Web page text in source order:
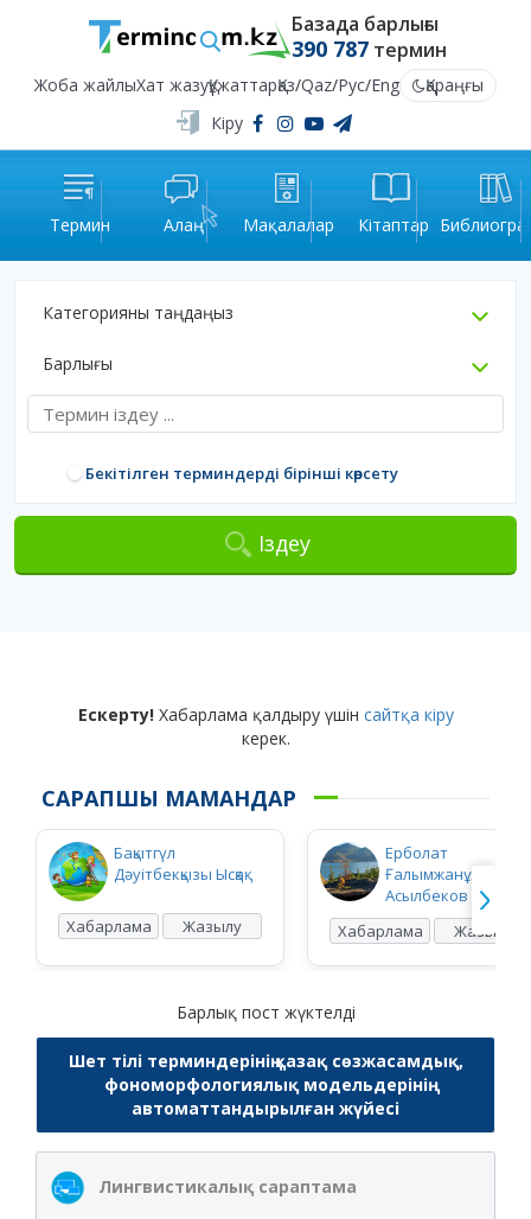
Базада барлығы
390 787термин
Жоба жайлыХат жазуҚұжаттарҚаз/Qaz/Рус/Eng
Қараңғы
Кіру
Термин Алаң Мақалалар Кітаптар
Категорияны таңдаңыз
Барлығы
Бекітілген терминдерді бірінші көрсету
Іздеу
Ескерту!Хабарлама қалдыру үшін сайтқа кіру
керек.
САРАПШЫ МАМАНДАР
Бақытгүл
Дәуітбекқызы Ысқақ
Хабарлама Жазылу
Ерболат
Ғалымжанұлы
Асылбеков
Хабарлама
Жазылу
Барлық пост жүктелді
Шет тілі терминдерінің қазақ сөзжасамдық,
фономорфологиялық модельдерінің
автоматтандырылған жүйесі
Лингвистикалық сараптама